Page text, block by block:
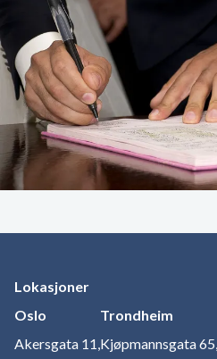
Lokasjoner
Oslo
Akersgata 11,
Trondheim
Kjøpmannsgata 65,